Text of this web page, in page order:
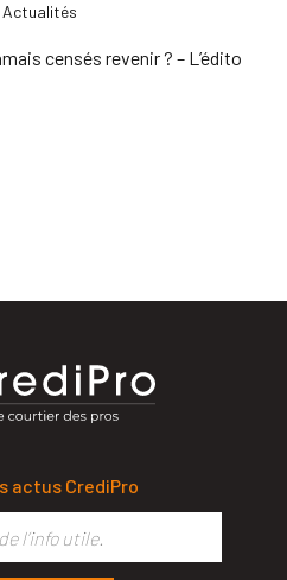
Actualités
censés revenir ? – L’édito
actus CrediPro